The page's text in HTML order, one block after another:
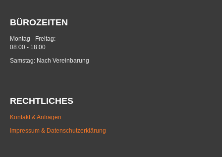
BÜROZEITEN
Montag - Freitag:
08:00 - 18:00
Samstag: Nach Vereinbarung
RECHTLICHES
Kontakt & Anfragen
Impressum & Datenschutzerklärung